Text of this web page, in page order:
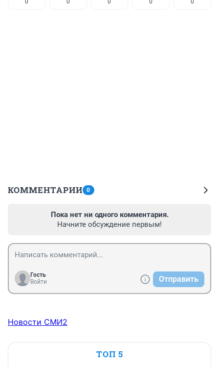
0 0 0 0 0
КОММЕНТАРИИ 0
Пока нет ни одного комментария.
Начните обсуждение первым!
Гость
Войти
Отправить
Новости СМИ2
ТОП 5